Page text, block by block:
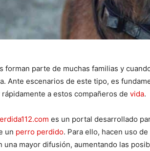
forman parte de muchas familias y
Ante escenarios de este tipo, es
a estos compañeros de vida.
es un portal desarrollado
un perro perdido. Para ello, hacen uso
una mayor difusión, aumentando las